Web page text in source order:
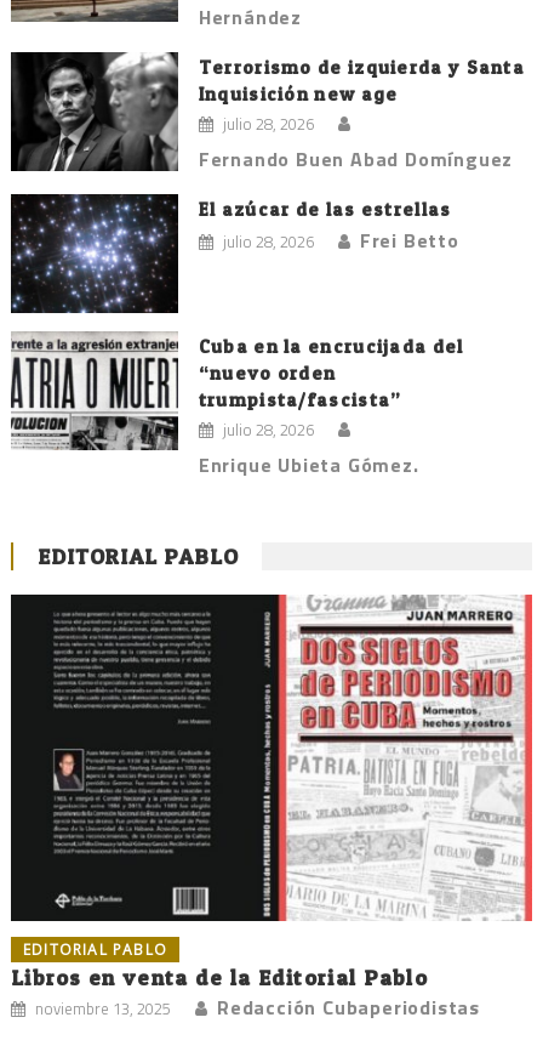
Hernández
Terrorismo de izquierda y Santa
Inquisición new age
julio 28, 2026
Fernando Buen Abad Domínguez
El azúcar de las estrellas
julio 28, 2026 Frei Betto
Cuba en la encrucijada del
“nuevo orden
trumpista/fascista”
julio 28, 2026
Enrique Ubieta Gómez.
EDITORIAL PABLO
EDITORIAL PABLO
Libros en venta de la Editorial Pablo
noviembre 13, 2025 Redacción Cubaperiodistas